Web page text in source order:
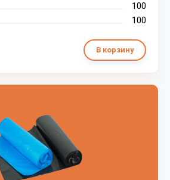
100
100
В корзину